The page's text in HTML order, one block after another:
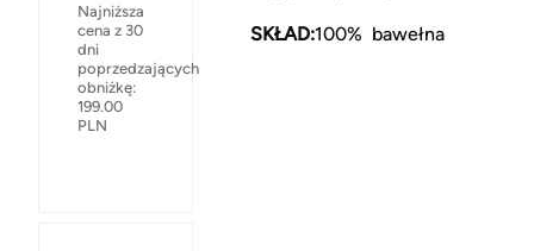
Najniższa
cena z 30
dni
poprzedzających
obniżkę:
199.00
PLN
SKŁAD:100% bawełna